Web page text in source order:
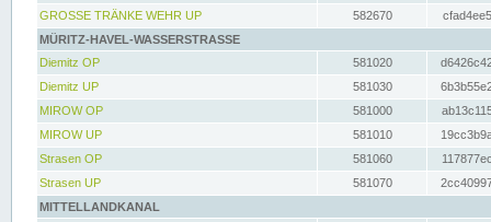
GROSSE TRÄNKE WEHR UP
582670
MÜRITZ-HAVEL-WASSERSTRASSE
Diemitz OP
581020
Diemitz UP
581030
MIROW OP
581000
MIROW UP
581010
Strasen OP
581060
Strasen UP
581070
MITTELLANDKANAL